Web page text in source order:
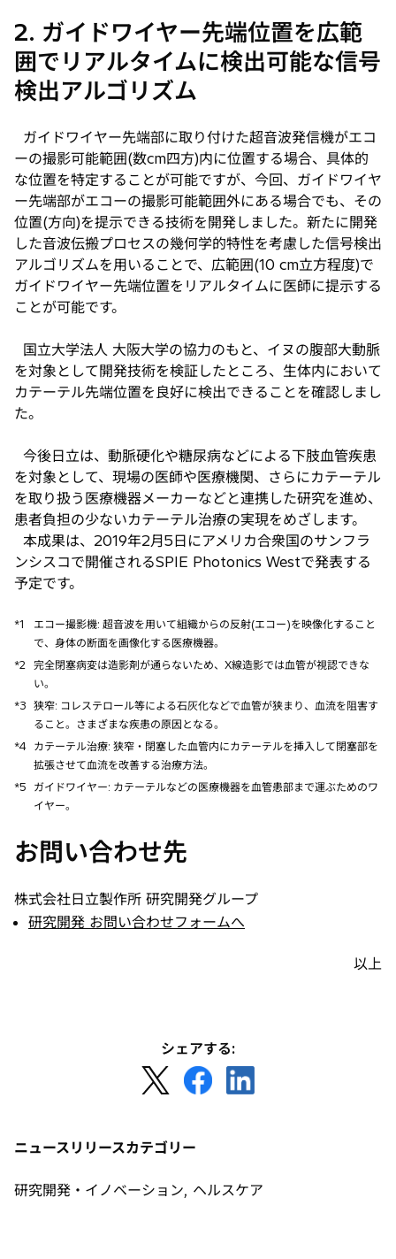
2. ガイドワイヤー先端位置を広範
囲でリアルタイムに検出可能な信号
検出アルゴリズム
ガイドワイヤー先端部に取り付けた超音波発信機がエコ
ーの撮影可能範囲(数cm四方)内に位置する場合、具体的
な位置を特定することが可能ですが、今回、ガイドワイヤ
ー先端部がエコーの撮影可能範囲外にある場合でも、その
位置(方向)を提示できる技術を開発しました。新たに開発
した音波伝搬プロセスの幾何学的特性を考慮した信号検出
アルゴリズムを用いることで、広範囲(10 cm立方程度)で
ガイドワイヤー先端位置をリアルタイムに医師に提示する
ことが可能です。
国立大学法人 大阪大学の協力のもと、イヌの腹部大動脈
を対象として開発技術を検証したところ、生体内において
カテーテル先端位置を良好に検出できることを確認しまし
た。
今後日立は、動脈硬化や糖尿病などによる下肢血管疾患
を対象として、現場の医師や医療機関、さらにカテーテル
を取り扱う医療機器メーカーなどと連携した研究を進め、
患者負担の少ないカテーテル治療の実現をめざします。
本成果は、2019年2月5日にアメリカ合衆国のサンフラ
ンシスコで開催されるSPIE Photonics Westで発表する
予定です。
*1
エコー撮影機: 超音波を用いて組織からの反射(エコー)を映像化すること
で、身体の断面を画像化する医療機器。
*2 完全閉塞病変は造影剤が通らないため、X線造影では血管が視認できな
い。
*3 狭窄: コレステロール等による石灰化などで血管が狭まり、血流を阻害す
ること。さまざまな疾患の原因となる。
*4 カテーテル治療: 狭窄・閉塞した血管内にカテーテルを挿入して閉塞部を
拡張させて血流を改善する治療方法。
*5
ガイドワイヤー: カテーテルなどの医療機器を血管患部まで運ぶためのワ
イヤー。
お問い合わせ先
株式会社日立製作所 研究開発グループ
研究開発 お問い合わせフォームへ
以上
シェアする:
し
タ
で
新
で
し
で
ニュースリリースカテゴリー
研究開発・イノベーション, ヘルスケア